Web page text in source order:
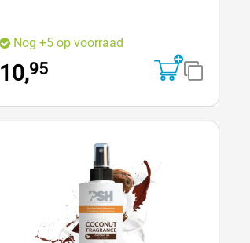
Nog +5 op voorraad
10,95